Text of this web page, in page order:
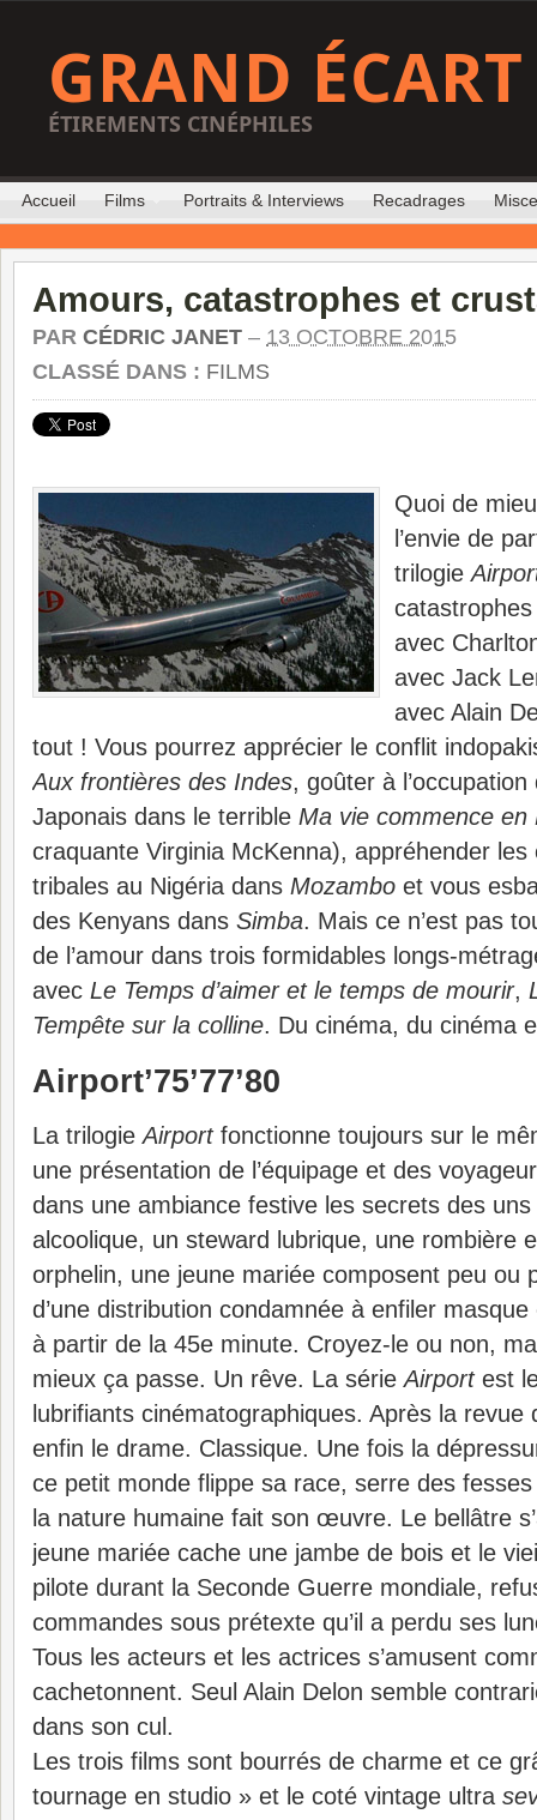
GRAND ÉCART
ÉTIREMENTS CINÉPHILES
Accueil Films Portraits & Interviews Recadrages
Amours, catastrophes et
PAR CÉDRIC JANET – 13 OCTOBRE 2015
CLASSÉ DANS : FILMS
Quoi de
l’envie de
trilogie
avec
avec Jack
avec Alain
tout ! Vous pourrez apprécier le conflit
Aux frontières des Indes, goûter à
Japonais dans le terrible Ma vie commence en
craquante Virginia McKenna), appréhender
tribales au Nigéria dans Mozambo et vous
des Kenyans dans Simba. Mais ce n’est pas
de l’amour dans trois formidables longs-
avec Le Temps d’aimer et le temps de mourir,
Tempête sur la colline. Du cinéma, du cinéma
Airport’75’77’80
La trilogieAirportfonctionne toujours sur le
une présentation de l’équipage et des
dans une ambiance festive les secrets des
alcoolique, un steward lubrique, une rombière
orphelin, une jeune mariée composent peu ou
d’une distribution condamnée à enfiler
à partir de la 45e minute. Croyez-le ou non,
mieux ça passe. Un rêve. La sérieAirportest
lubrifiants cinématographiques. Après la revue
enfin le drame. Classique. Une fois la
ce petit monde flippe sa race, serre des
la nature humaine fait son œuvre. Le bellâtre
jeune mariée cache une jambe de bois et le
pilote durant la Seconde Guerre mondiale,
commandes sous prétexte qu’il a perdu ses
Tous les acteurs et les actrices s’amusent
cachetonnent. Seul Alain Delon semble
dans son cul.
Les trois films sont bourrés de charme et ce
tournage en studio » et le coté vintage ultra